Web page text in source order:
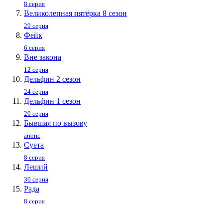
8 серия
Великолепная пятёрка 8 сезон
29 серия
Фейк
6 серия
Вне закона
12 серия
Дельфин 2 сезон
24 серия
Дельфин 1 сезон
20 серия
Бывшая по вызову
анонс
Суета
8 серия
Леший
30 серия
Рада
8 серия